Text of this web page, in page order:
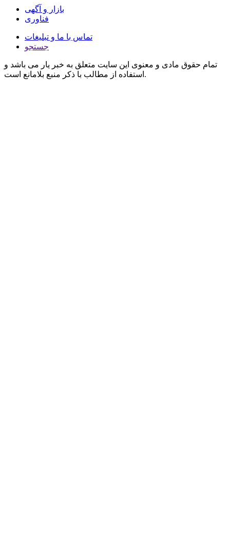
بازار و آگهی
فناوری
تماس با ما و تبلیغات
جستجو
تمام حقوق مادی و معنوی این سایت متعلق به خبر یار می باشد و
استفاده از مطالب با ذکر منبع بلامانع است.